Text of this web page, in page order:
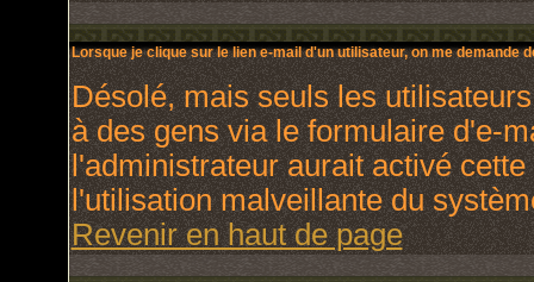
Lorsque je clique sur le lien e-mail d'un utilisateur, on me demande
Désolé, mais seuls les
à des gens via le formulaire d'e-
l'administrateur aurait activé
l'utilisation malveillante du
Revenir en haut de page